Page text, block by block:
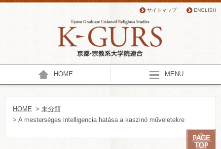
サイトマップ ENGLISH
HOME MENU
HOME > 未分類
> A mesterséges intelligencia hatása a kaszinó műveletekre